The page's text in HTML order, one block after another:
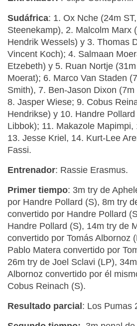
Sudáfrica: 1. Ox Nche (24m
Steenekamp), 2. Malcolm Marx
Hendrik Wessels) y 3. Thomas
Vincent Koch); 4. Salmaan
Etzebeth) y 5. Ruan Nortje
Moerat); 6. Marco Van Staden
Smith), 7. Ben-Jason Dixon
8. Jasper Wiese; 9. Cobus
Hendrikse) y 10. Handre
Libbok); 11. Makazole Mapimpi,
13. Jesse Kriel, 14. Kurt-Lee
Fassi.
Entrenador: Rassie Erasmus.
Primer tiempo: 3m try de
por Handre Pollard (S), 8m try
convertido por Handre Pollard
Handre Pollard (S), 14m try de
convertido por Tomás Albornoz
Pablo Matera convertido por
26m try de Joel Sclavi (LP),
Albornoz convertido por él
Cobus Reinach (S).
Resultado parcial : Los Pumas